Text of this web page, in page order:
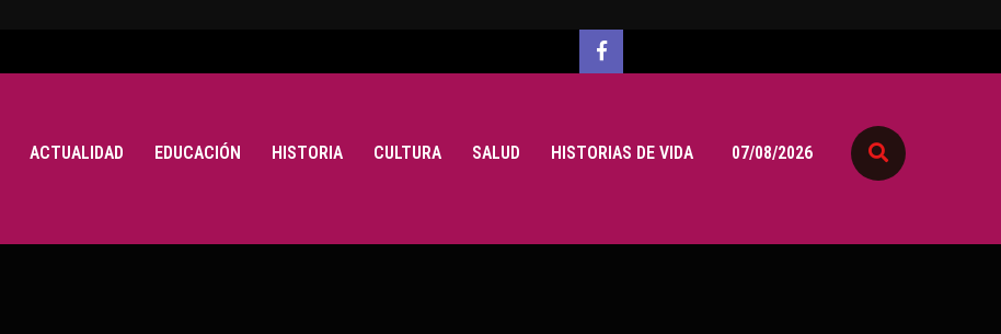
ACTUALIDAD EDUCACIÓN HISTORIA CULTURA SALUD HISTORIAS DE VIDA 07/08/2026